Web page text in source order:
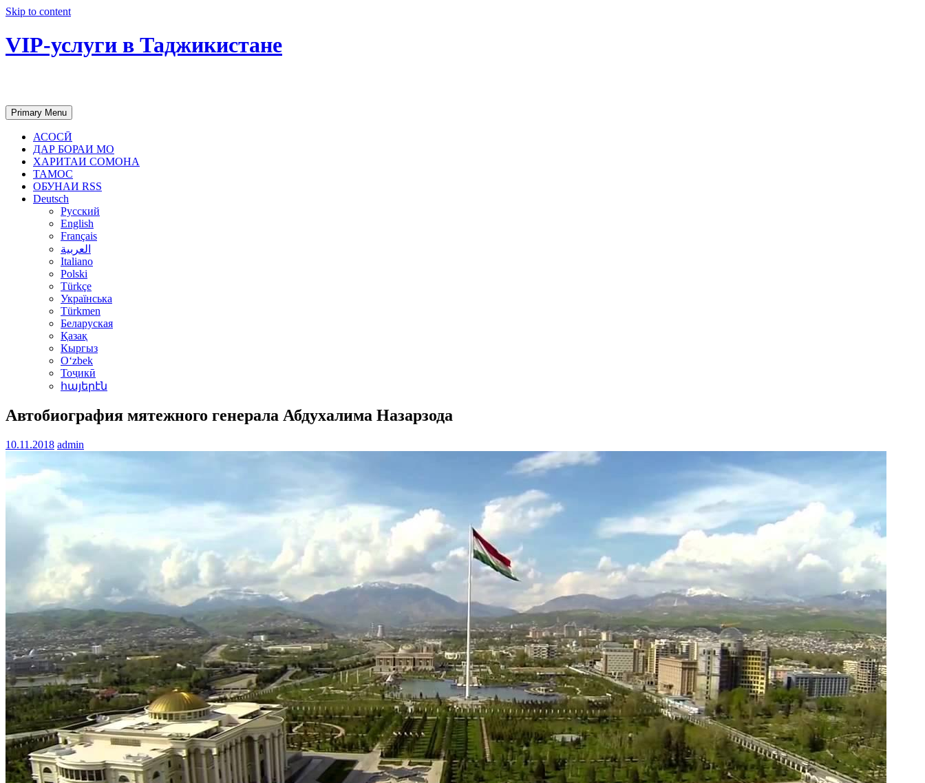
Skip to content
VIP-услуги в Таджикистане
Primary Menu
АСОСӢ
ДАР БОРАИ МО
ХАРИТАИ СОМОНА
ТАМОС
ОБУНАИ RSS
Deutsch
Русский
English
Français
العربية
Italiano
Polski
Türkçe
Українська
Türkmen
Беларуская
Қазақ
Кыргыз
Oʻzbek
Тоҷикӣ
հայերէն
Автобиография мятежного генерала Абдухалима Назарзода
10.11.2018 admin